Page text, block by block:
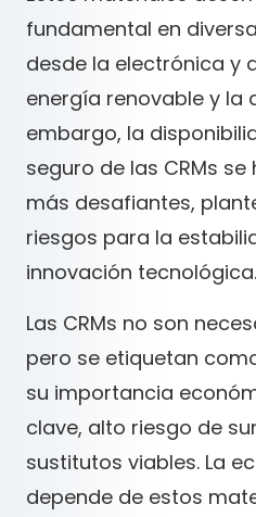
fundamental en
desde la electrónica y
energía renovable y la
embargo, la
seguro de las CRMs
más desafiantes,
riesgos para la
innovación tecnológica.
Las CRMs no son
pero se etiquetan
su importancia
clave, alto riesgo de
sustitutos viables. La
depende de estos